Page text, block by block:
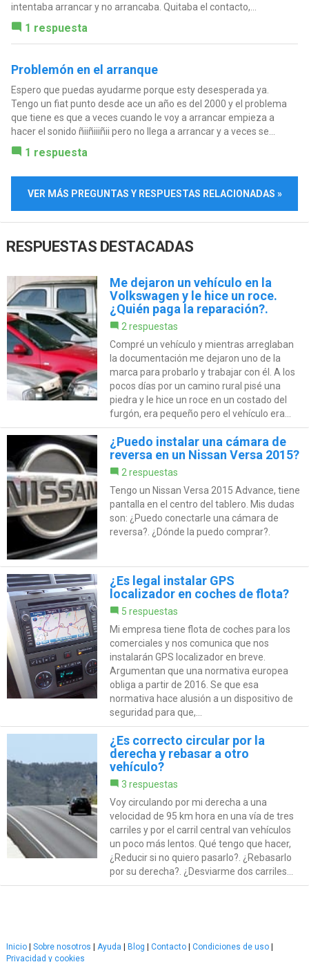
intentaba arrancar y no arrancaba. Quitaba el contacto,...
1 respuesta
Problemón en el arranque
Espero que puedas ayudarme porque esty desesperada ya.
Tengo un fiat punto desde ace un año es del 2000 y el problema
que tiene es que a veces cuando le voy a arrancar empieza a
hacer el sonido ñiiñiiiñii pero no llega a arrancar y a veces se...
1 respuesta
VER MÁS PREGUNTAS Y RESPUESTAS RELACIONADAS »
RESPUESTAS DESTACADAS
Me dejaron un vehículo en la
Volkswagen y le hice un roce.
¿Quién paga la reparación?.
2 respuestas
Compré un vehículo y mientras arreglaban
la documentación me dejaron uno de la
marca para probarlo y trabajar con él. A los
pocos días por un camino rural pisé una
piedra y le hice un roce en un costado del
furgón, era pequeño pero el vehículo era...
¿Puedo instalar una cámara de
reversa en un Nissan Versa 2015?
2 respuestas
Tengo un Nissan Versa 2015 Advance, tiene
pantalla en el centro del tablero. Mis dudas
son: ¿Puedo conectarle una cámara de
reversa?. ¿Dónde la puedo comprar?.
¿Es legal instalar GPS
localizador en coches de flota?
5 respuestas
Mi empresa tiene flota de coches para los
comerciales y nos comunica que nos
instalarán GPS localizador en breve.
Argumentan que una normativa europea
obliga a partir de 2016. Se que esa
normativa hace alusión a un dispositivo de
seguridad para que,...
¿Es correcto circular por la
derecha y rebasar a otro
vehículo?
3 respuestas
Voy circulando por mi derecha a una
velocidad de 95 km hora en una vía de tres
carriles y por el carril central van vehículos
un poco más lentos. Qué tengo que hacer,
¿Reducir si no quiero pasarlo?. ¿Rebasarlo
por su derecha?. ¿Desviarme dos carriles...
Inicio | Sobre nosotros | Ayuda | Blog | Contacto | Condiciones de uso |
Privacidad y cookies